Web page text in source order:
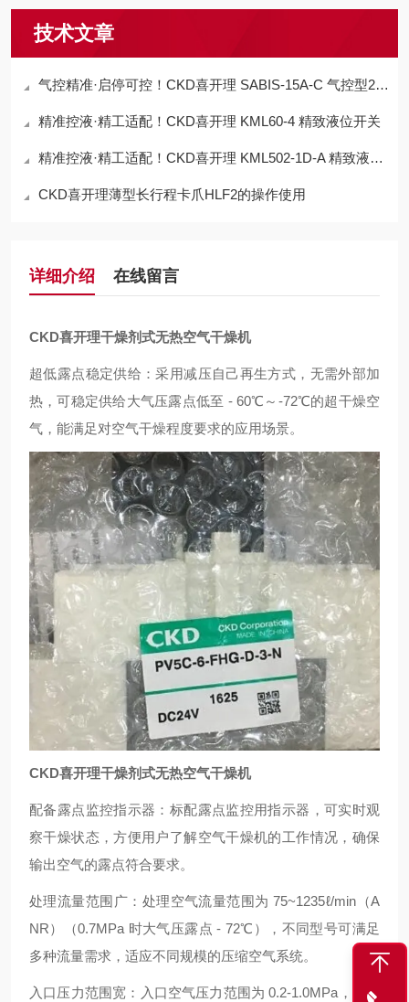
技术文章
气控精准·启停可控！CKD喜开理 SABIS-15A-C 气控型2通气缸阀
精准控液·精工适配！CKD喜开理 KML60-4 精致液位开关
精准控液·精工适配！CKD喜开理 KML502-1D-A 精致液位开关​
CKD喜开理薄型长行程卡爪HLF2的操作使用
详细介绍 在线留言
CKD喜开理干燥剂式无热空气干燥机
超低露点稳定供给：采用减压自己再生方式，无需外部加
热，可稳定供给大气压露点低至 - 60℃～-72℃的超干燥空
气，能满足对空气干燥程度要求的应用场景。
CKD喜开理干燥剂式无热空气干燥机
配备露点监控指示器：标配露点监控用指示器，可实时观
察干燥状态，方便用户了解空气干燥机的工作情况，确保
输出空气的露点符合要求。
处理流量范围广：处理空气流量范围为 75~1235ℓ/min（A
NR）（0.7MPa 时大气压露点 - 72℃），不同型号可满足
多种流量需求，适应不同规模的压缩空气系统。
入口压力范围宽：入口空气压力范围为 0.2-1.0MPa，能适